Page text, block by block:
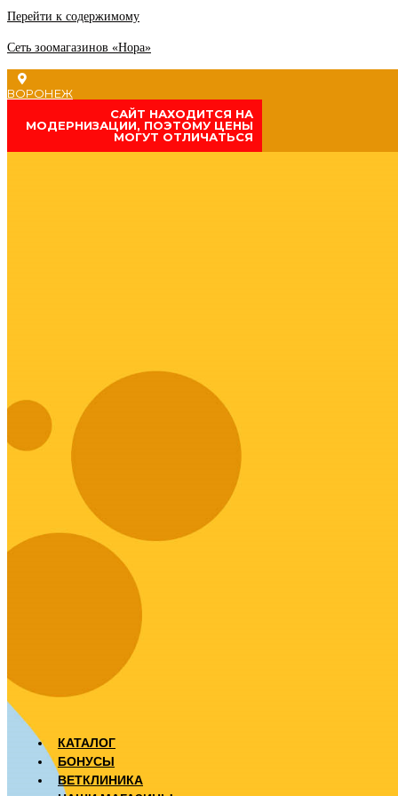
Перейти к содержимому
Сеть зоомагазинов «Нора»
ВОРОНЕЖ
CАЙТ НАХОДИТСЯ НА
МОДЕРНИЗАЦИИ, ПОЭТОМУ ЦЕНЫ
МОГУТ ОТЛИЧАТЬСЯ
КАТАЛОГ
БОНУСЫ
ВЕТКЛИНИКА